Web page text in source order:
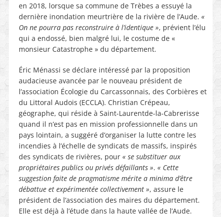
en 2018, lorsque sa commune de Trèbes a essuyé la
dernière inondation meurtrière de la rivière de l’Aude. «
On ne pourra pas reconstruire à l’identique », prévient l’élu
qui a endossé, bien malgré lui, le costume de «
monsieur Catastrophe » du département.
Éric Ménassi se déclare intéressé par la proposition
audacieuse avancée par le nouveau président de
l’association Écologie du Carcassonnais, des Corbières et
du Littoral Audois (ECCLA). Christian Crépeau,
géographe, qui réside à Saint-Laurentde-la-Cabrerisse
quand il n’est pas en mission professionnelle dans un
pays lointain, a suggéré d’organiser la lutte contre les
incendies à l’échelle de syndicats de massifs, inspirés
des syndicats de rivières, pour « se substituer aux
propriétaires publics ou privés défaillants ». « Cette
suggestion faite de pragmatisme mérite a minima d’être
débattue et expérimentée collectivement », assure le
président de l’association des maires du département.
Elle est déjà à l’étude dans la haute vallée de l’Aude.